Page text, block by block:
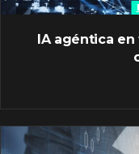
IA agéntica en